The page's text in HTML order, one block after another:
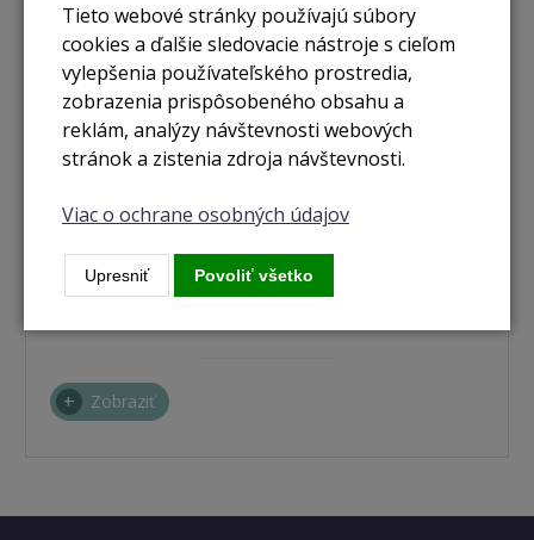
Zobraziť
Tieto webové stránky používajú súbory
cookies a ďalšie sledovacie nástroje s cieľom
vylepšenia používateľského prostredia,
zobrazenia prispôsobeného obsahu a
reklám, analýzy návštevnosti webových
stránok a zistenia zdroja návštevnosti.
Viac o ochrane osobných údajov
Upresniť Povoliť všetko